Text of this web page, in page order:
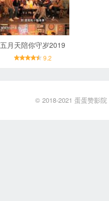
五月天陪你守岁2019
9.2
© 2018-2021 蛋蛋赞影院